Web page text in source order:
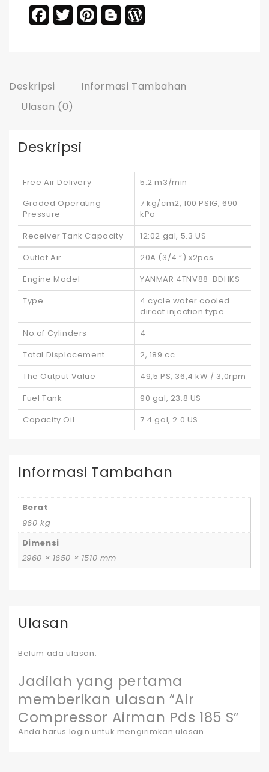
Facebook
Twitter
Pinterest
Blogger
Deskripsi
Informasi Tambahan
Ulasan (0)
Deskripsi
Free Air Delivery
5.2 m3/min
Graded Operating
Pressure
7 kg/cm2, 100 PSIG, 690
kPa
Receiver Tank Capacity
12:02 gal, 5.3 US
Outlet Air
20A (3/4 “) x2pcs
Engine Model
YANMAR 4TNV88-BDHKS
Type
4 cycle water cooled
direct injection type
No.of Cylinders
4
Total Displacement
2, 189 cc
The Output Value
49,5 PS, 36,4 kW / 3,0rpm
Fuel Tank
90 gal, 23.8 US
Capacity Oil
7.4 gal, 2.0 US
Informasi Tambahan
Berat
960 kg
Dimensi
2960 × 1650 × 1510 mm
Ulasan
Belum ada ulasan.
Jadilah yang pertama
memberikan ulasan “Air
Compressor Airman Pds 185 S”
Anda harus login untuk mengirimkan ulasan.